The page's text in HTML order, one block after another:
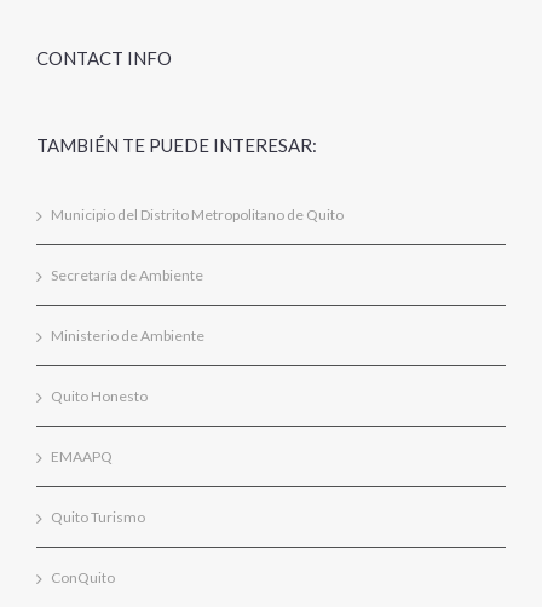
CONTACT INFO
TAMBIÉN TE PUEDE INTERESAR:
Municipio del Distrito Metropolitano de Quito
Secretaría de Ambiente
Ministerio de Ambiente
Quito Honesto
EMAAPQ
Quito Turismo
ConQuito